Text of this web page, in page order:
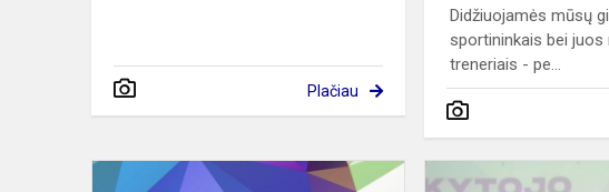
Plačiau
Didžiuojamės mūsų
sportininkais bei juos
treneriais - pe...